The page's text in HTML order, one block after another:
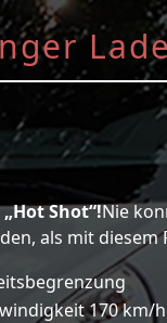
„Hot Shot“!Nie
als mit diesem
170 km/h